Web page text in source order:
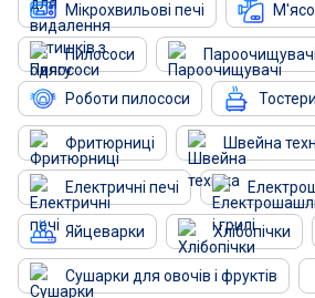
Мікрохвильові печі
Пилососи Пароочищувачі
Роботи пилососи Тостери
Фритюрниці Швейна
Електричні печі
Яйцеварки Хлібопічки
Сушарки для овочів і фруктів